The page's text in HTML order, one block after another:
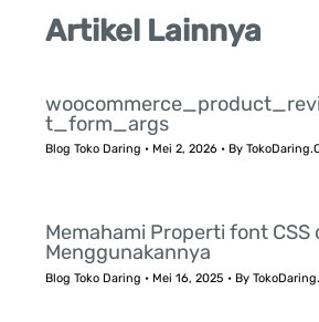
Artikel Lainnya
t_form_args
Blog Toko Daring • Mei 2, 2026 • By
Memahami Properti font CSS
Menggunakannya
Blog Toko Daring • Mei 16, 2025 • By